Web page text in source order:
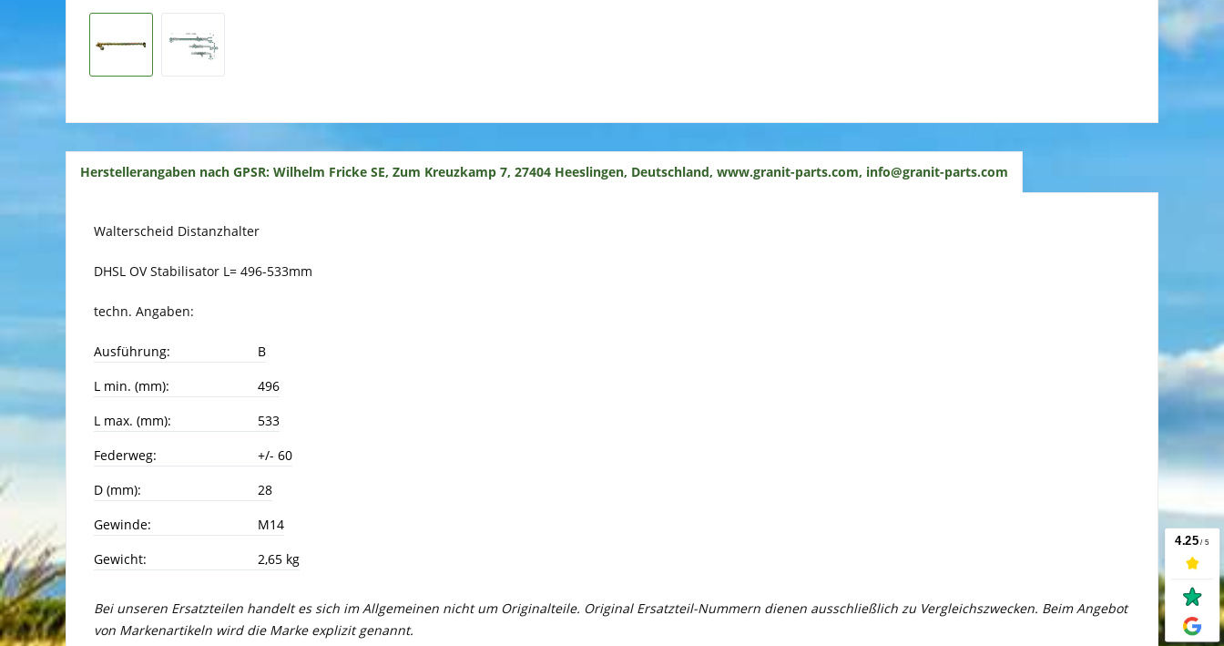
Herstellerangaben nach GPSR: Wilhelm Fricke SE, Zum Kreuzkamp 7, 27404 Heeslingen, Deutschland, www.granit-parts.com, info@granit-parts.com
Walterscheid Distanzhalter
DHSL OV Stabilisator L= 496-533mm
techn. Angaben:
Ausführung:
B
L min. (mm):
496
L max. (mm):
533
Federweg:
+/- 60
D (mm):
28
Gewinde:
M14
Gewicht:
2,65 kg
Bei unseren Ersatzteilen handelt es sich im Allgemeinen nicht um Originalteile. Original Ersatzteil-Nummern dienen ausschließlich zu Vergleichszwecken. Beim Angebot
von Markenartikeln wird die Marke explizit genannt.